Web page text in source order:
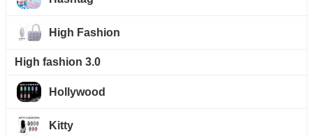
High Fashion
High fashion 3.0
Hollywood
Kitty